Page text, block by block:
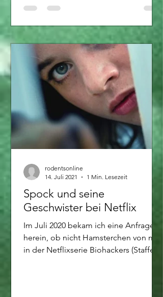
Spock und seine
Geschwister bei Netflix
Im Juli 2020 bekam ich eine Anfrage
herein, ob nicht Hamsterchen von mir
in der Netflixserie Biohackers (Staffel
rodentsonline
14. Juli 2021
1 Min. Lesezeit